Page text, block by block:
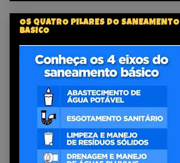
OS QUATRO PILARES DO SANEAMENTO
BASICO